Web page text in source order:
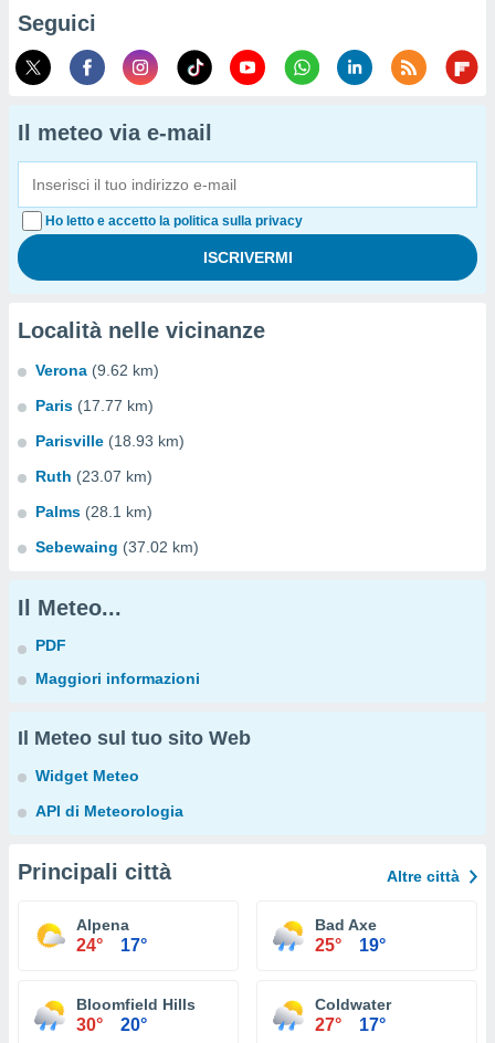
Seguici
Il meteo via e-mail
Ho letto e accetto la politica sulla privacy
Località nelle vicinanze
Verona (9.62 km)
Paris (17.77 km)
Parisville (18.93 km)
Ruth (23.07 km)
Palms (28.1 km)
Sebewaing (37.02 km)
Il Meteo...
PDF
Maggiori informazioni
Il Meteo sul tuo sito Web
Widget Meteo
API di Meteorologia
Principali città Altre città
Alpena
24° 17°
Bad Axe
25° 19°
Bloomfield Hills
30° 20°
Coldwater
27° 17°